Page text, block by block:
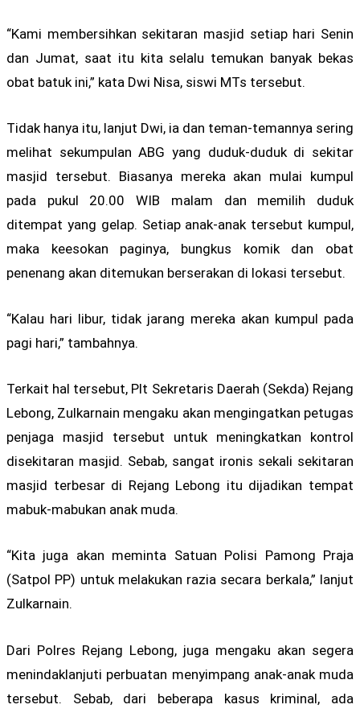
“Kami membersihkan sekitaran masjid setiap hari Senin
dan Jumat, saat itu kita selalu temukan banyak bekas
obat batuk ini,” kata Dwi Nisa, siswi MTs tersebut.
Tidak hanya itu, lanjut Dwi, ia dan teman-temannya sering
melihat sekumpulan ABG yang duduk-duduk di sekitar
masjid tersebut. Biasanya mereka akan mulai kumpul
pada pukul 20.00 WIB malam dan memilih duduk
ditempat yang gelap. Setiap anak-anak tersebut kumpul,
maka keesokan paginya, bungkus komik dan obat
penenang akan ditemukan berserakan di lokasi tersebut.
“Kalau hari libur, tidak jarang mereka akan kumpul pada
pagi hari,” tambahnya.
Terkait hal tersebut, Plt Sekretaris Daerah (Sekda) Rejang
Lebong, Zulkarnain mengaku akan mengingatkan petugas
penjaga masjid tersebut untuk meningkatkan kontrol
disekitaran masjid. Sebab, sangat ironis sekali sekitaran
masjid terbesar di Rejang Lebong itu dijadikan tempat
mabuk-mabukan anak muda.
“Kita juga akan meminta Satuan Polisi Pamong Praja
(Satpol PP) untuk melakukan razia secara berkala,” lanjut
Zulkarnain.
Dari Polres Rejang Lebong, juga mengaku akan segera
menindaklanjuti perbuatan menyimpang anak-anak muda
tersebut. Sebab, dari beberapa kasus kriminal, ada